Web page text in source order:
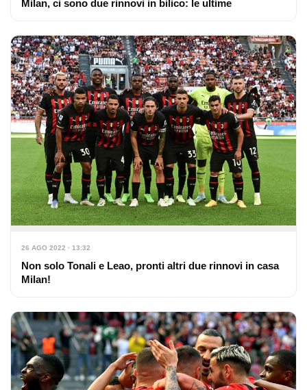
Milan, ci sono due rinnovi in bilico: le ultime
26 AGO 2022 · 13:32
Non solo Tonali e Leao, pronti altri due rinnovi in casa
Milan!